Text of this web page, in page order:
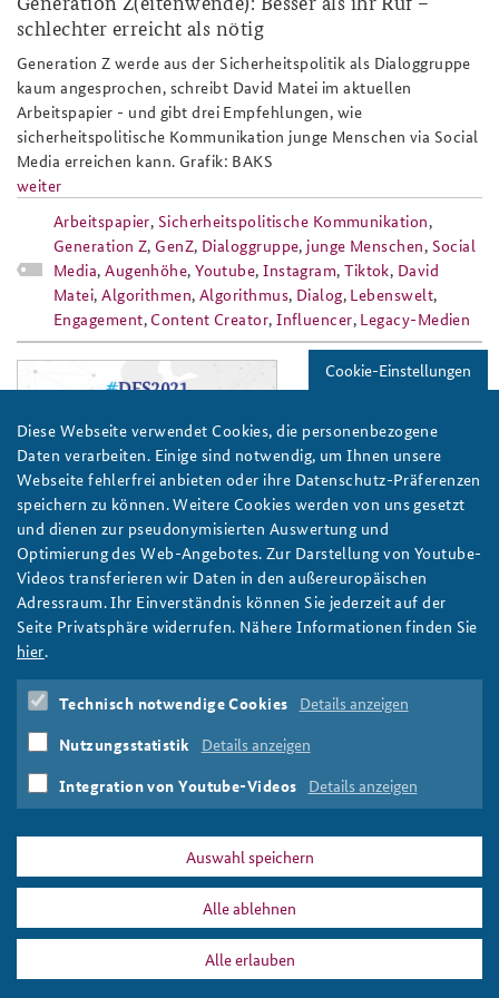
Anfahrt
Freundeskreis
Deutsches Forum Sicherheitspolitik
Arbeitskreis "Junge Sicherheitspolitiker"
Das Sicherheitspolitische Gespräch an der BAKS
Studierendenkonferenz Sicherheitspolitik gestalten
Newsletter-Archiv
schlechter erreicht als nötig
Generation Z werde aus der Sicherheitspolitik als Dialoggruppe
kaum angesprochen, schreibt David Matei im aktuellen
Arbeitspapier - und gibt drei Empfehlungen, wie
sicherheitspolitische Kommunikation junge Menschen via Social
Media erreichen kann. Grafik: BAKS
weiter
Arbeitspapier, Sicherheitspolitische Kommunikation,
Generation Z, GenZ, Dialoggruppe, junge Menschen, Social
Media,Augenhöhe,Youtube,Instagram,Tiktok, David
Matei,Algorithmen,Algorithmus, Dialog, Lebenswelt,
Engagement, Content Creator,Influencer, Legacy-Medien
Bild: BAKS / Bündnis90/Die Grünen
#DFS2021: Sicherheitspolitisches Gespräch im
Livestream
Am 3. Mai 2021 ab 18:00 Uhr war Annalena Baerbock,
Vorsitzende und Kanzlerkandidatin von Bündnis 90/Die Grünen
finden Sie das Video zur Diskussion.
Deutsches Forum Sicherheitspolitik
DFS,Livestream, Youtube
PRESSE DATENSCHUTZ IMPRESSUM FAQ
Drucken
Cookie-Einstellungen
Diese Webseite verwendet Cookies, die personenbezogene
Daten verarbeiten. Einige sind notwendig, um Ihnen unsere
Webseite fehlerfrei anbieten oder ihre Datenschutz-Präferenzen
speichern zu können. Weitere Cookies werden von uns gesetzt
und dienen zur pseudonymisierten Auswertung und
Optimierung des Web-Angebotes. Zur Darstellung von Youtube-
Videos transferieren wir Daten in den außereuropäischen
Adressraum. Ihr Einverständnis können Sie jederzeit auf der
Seite Privatsphäre widerrufen. Nähere Informationen finden Sie
hier.
Technisch notwendige Cookies Details anzeigen
Nutzungsstatistik Details anzeigen
Integration von Youtube-Videos Details anzeigen
Auswahl speichern
Alle ablehnen
Alle erlauben